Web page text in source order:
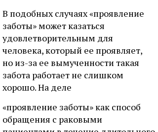
В подобных случаях «проявление
заботы» может казаться
удовлетворительным для
человека, который ее проявляет,
но из-за ее вымученности такая
забота работает не слишком
хорошо. На деле
«проявление заботы» как способ
обращения с раковыми